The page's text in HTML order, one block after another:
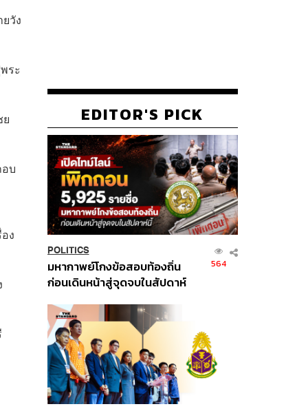
วัง
ระ
บ
ง
EDITOR'S PICK
POLITICS
มหากาพย์โกงข้อสอบท้องถิ่น
ก่อนเดินหน้าสู่จุดจบในสัปดาห์
564